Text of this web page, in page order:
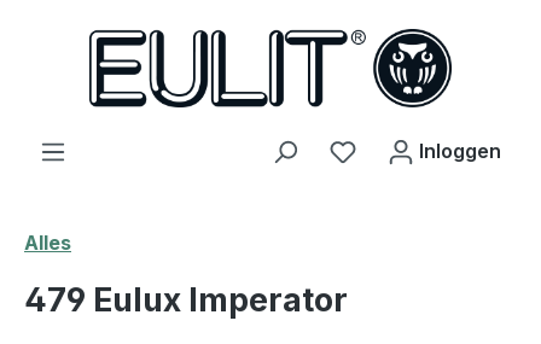
Je hebt 0 items op
Inloggen
Alles
479 Eulux Imperator